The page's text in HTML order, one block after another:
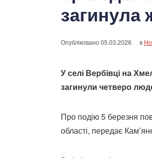
загинула
Опубліковано05.03.2026 в
У селі Вербівці на
загинули четверо
Про подію 5 березня
області, передає